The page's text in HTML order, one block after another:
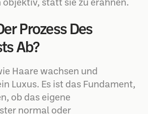
objektiv, statt sie zu erahnen.
Prozess Des
Ab?
Haare wachsen und
Luxus. Es ist das Fundament,
ob das eigene
normal oder